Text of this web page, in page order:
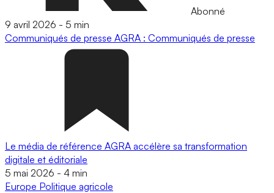
Abonné
9 avril 2026 - 5 min
Communiqués de presse AGRA : Communiqués de presse
Le média de référence AGRA accélère sa transformation
digitale et éditoriale
5 mai 2026 - 4 min
Europe Politique agricole